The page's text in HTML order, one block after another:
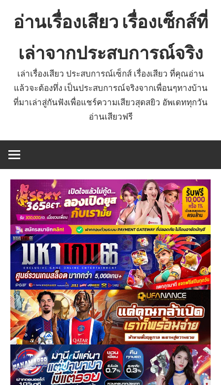
อ่านเรื่องเสียว เรื่องเซ็กส์ที่
เล่าจากประสบการณ์จริง
เล่าเรื่องเสียว ประสบการณ์เซ็กส์ เรื่องเสียว ที่คุณอ่าน
แล้วจะต้องทึ่ง เป็นประสบการณ์จริงจากเพื่อนๆทางบ้าน
ที่มาเล่าสู่กันฟังเพื่อแชร์ความเสียวสุดสยิว อัพเดททุกวัน
อ่านเสียวฟรี